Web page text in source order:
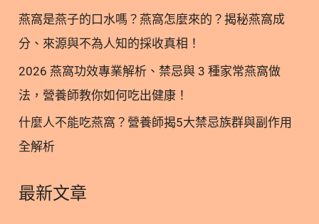
期壽命與生活品質評估 7.2. 貓腎衰竭臨終的安寧照護
指南 8. 為愛貓打造專屬的健康照護計畫 9. 關於貓腎
衰竭的5個常見問題 FAQ Q1：貓腎衰竭會好嗎？
Q2：發現貓腎指數降不下來該怎麼辦？ Q3：初期腎
以維持多長？ Q5：如何陪伴貓咪度過貓腎衰竭臨終
階段？ 10. 貓腎衰竭懶人包 ○ 加入追蹤 林安安營養師
你認識疾病成因 腎臟負責過濾血液中的代謝廢物、維
燕窩是燕子的口水嗎？燕窩怎麼來的？揭秘燕窩成
分、來源與不為人知的採收真相！
2026 燕窩功效專業解析、禁忌與 3 種家常燕窩做
法，營養師教你如何吃出健康！
什麼人不能吃燕窩？營養師揭5大禁忌族群與副作用
全解析
最新文章